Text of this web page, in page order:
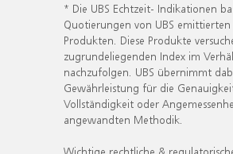
* Die UBS Echtzeit- Indikationen
Quotierungen von UBS emittierten
Produkten. Diese Produkte
zugrundeliegenden Index im
nachzufolgen. UBS übernimmt
Gewährleistung für die
Vollständigkeit oder
angewandten Methodik.